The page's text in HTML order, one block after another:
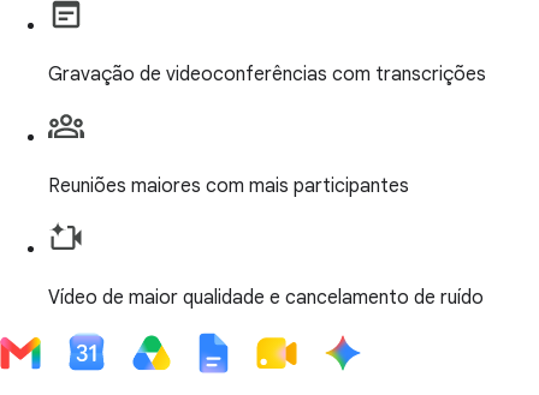
Gravação de videoconferências com transcrições
Reuniões maiores com mais participantes
Vídeo de maior qualidade e cancelamento de ruído